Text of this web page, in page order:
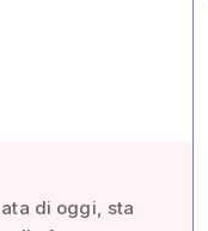
di oggi, sta